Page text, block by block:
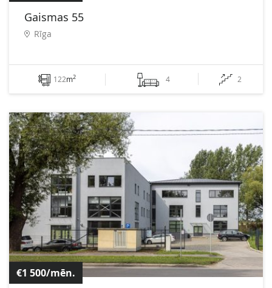
Gaismas 55
Rīga
122m2 4 2
€1 500/mēn.